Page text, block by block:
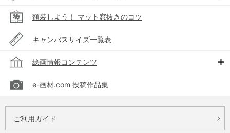
額装しよう！ マット窓抜きのコツ
キャンバスサイズ一覧表
絵画情報コンテンツ
e-画材.com 投稿作品集
ご利用ガイド